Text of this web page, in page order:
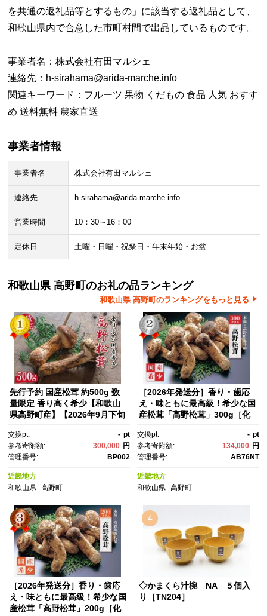
を共通の返礼品等とするもの」に該当する返礼品として、
和歌山県内で合意した市町村間で出品しているものです。
事業者名：株式会社有田マルシェ
連絡先：h-sirahama@arida-marche.info
関連キーワード：フルーツ 果物 くだもの 食品 人気 おすす
め 送料無料 農家直送
事業者情報
事業者名 株式会社有田マルシェ
連絡先 h-sirahama@arida-marche.info
営業時間 10：30～16：00
定休日 土曜・日曜・祝祭日・年末年始・お盆
和歌山県 高野町のお礼の品ランキング
和歌山県 高野町のランキングをもっと見る
先行予約 国産松茸 約500g 数
量限定 香り高く希少【和歌山
県高野町産】【2026年9月下旬
交換pt: - pt
参考寄附額:
300,000 円
管理番号:
BP002
近畿地方
和歌山県
高野町
［2026年発送分］香り・歯応
え・味ともに最高級！希少な国
産松茸「高野松茸」300g［化
交換pt: - pt
参考寄附額:
134,000 円
管理番号:
AB76NT
近畿地方
和歌山県 高野町
［2026年発送分］香り・歯応
え・味ともに最高級！希少な国
産松茸「高野松茸」200g［化
4
◇かまくら汁椀 NA ５個入
り［TN204］